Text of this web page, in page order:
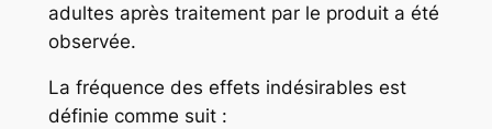
adultes après traitement par le produit a été
observée.
La fréquence des effets indésirables est
définie comme suit :